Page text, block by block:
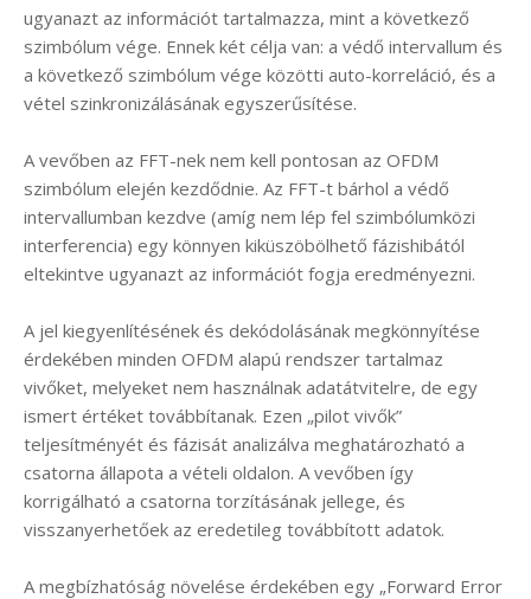
ugyanazt az információt tartalmazza, mint a következő
szimbólum vége. Ennek két célja van: a védő intervallum és
a következő szimbólum vége közötti auto-korreláció, és a
vétel szinkronizálásának egyszerűsítése.
A vevőben az FFT-nek nem kell pontosan az OFDM
szimbólum elején kezdődnie. Az FFT-t bárhol a védő
intervallumban kezdve (amíg nem lép fel szimbólumközi
interferencia) egy könnyen kiküszöbölhető fázishibától
eltekintve ugyanazt az információt fogja eredményezni.
A jel kiegyenlítésének és dekódolásának megkönnyítése
érdekében minden OFDM alapú rendszer tartalmaz
vivőket, melyeket nem használnak adatátvitelre, de egy
ismert értéket továbbítanak. Ezen „pilot vivők”
teljesítményét és fázisát analizálva meghatározható a
csatorna állapota a vételi oldalon. A vevőben így
korrigálható a csatorna torzításának jellege, és
visszanyerhetőek az eredetileg továbbított adatok.
A megbízhatóság növelése érdekében egy „Forward Error